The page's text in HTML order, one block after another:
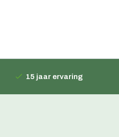
15 jaar ervaring